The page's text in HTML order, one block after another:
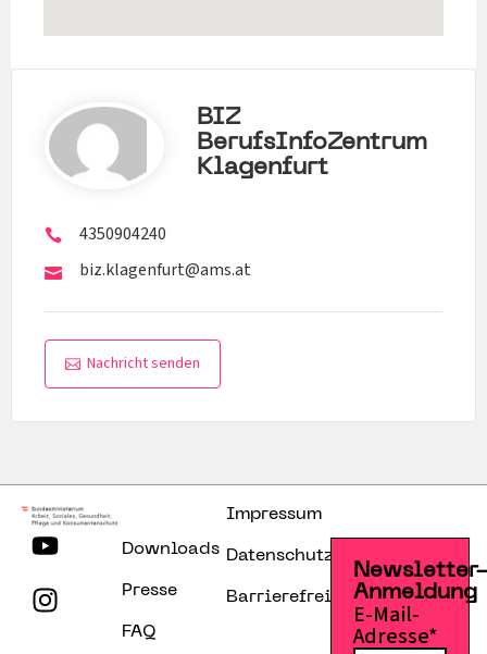
BIZ
BerufsInfoZentrum
Klagenfurt
4350904240
biz.klagenfurt@ams.at
Nachricht senden
Downloads
Presse
FAQ
Impressum
Datenschutzerklärung
Barrierefreiheitserklärung
Anmeldung
E-Mail-
Adresse*